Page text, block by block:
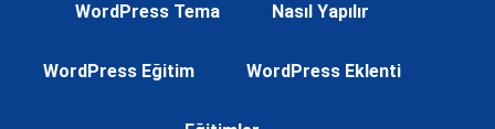
WordPress Tema Nasıl Yapılır
WordPress Eğitim WordPress Eklenti